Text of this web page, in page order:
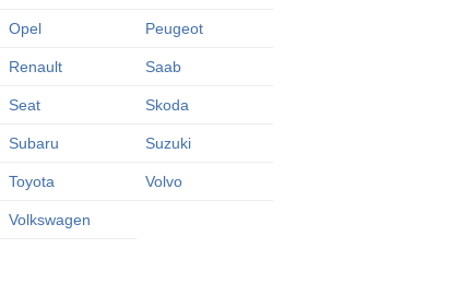
Opel Peugeot
Renault Saab
Seat Skoda
Subaru Suzuki
Toyota Volvo
Volkswagen